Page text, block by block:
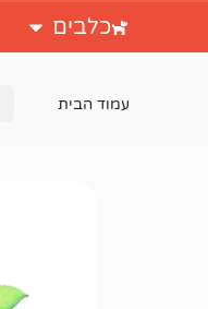
כלבים
עמוד הבית